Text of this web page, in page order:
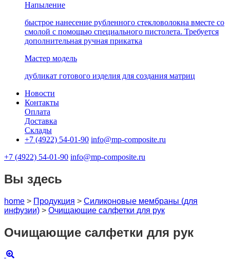
Напыление
быстрое нанесение рубленного стекловолокна вместе со
смолой с помощью специального пистолета. Требуется
дополнительная ручная прикатка
Мастер модель
дубликат готового изделия для создания матриц
Новости
Контакты
Оплата
Доставка
Склады
+7 (4922) 54-01-90 info@mp-composite.ru
+7 (4922) 54-01-90 info@mp-composite.ru
Вы здесь
home > Продукция > Cиликоновые мембраны (для
инфузии) > Очищающие салфетки для рук
Очищающие салфетки для рук